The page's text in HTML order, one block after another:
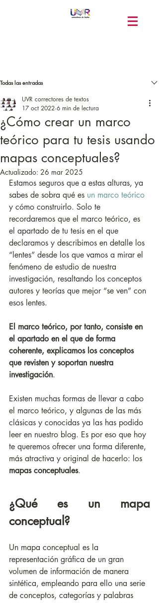
Todas las entradas
¿Cómo crear un marco
teórico para tu tesis usando
mapas conceptuales?
UVR correctores de textos
17 oct 2022 6 min de lectura
Actualizado: 26 mar 2025
Estamos seguros que a estas alturas, ya
sabes de sobra qué es un marco teórico
y cómo construirlo. Solo te
recordaremos que el marco teórico, es
el apartado de tu tesis en el que
declaramos y describimos en detalle los
“lentes” desde los que vamos a mirar el
fenómeno de estudio de nuestra
investigación, resaltando los conceptos
autores y teorías que mejor “se ven” con
esos lentes.
El marco teórico, por tanto, consiste en
el apartado en el que de forma
coherente, explicamos los conceptos
que revisten y soportan nuestra
investigación.
Existen muchas formas de llevar a cabo
el marco teórico, y algunas de las más
clásicas y conocidas ya las has podido
leer en nuestro blog. Es por eso que hoy
te queremos ofrecer una forma diferente,
más atractiva y original de hacerlo: los
mapas conceptuales.
¿Qué es un mapa
conceptual?
Un mapa conceptual es la
representación gráfica de un gran
volumen de información de manera
sintética, empleando para ello una serie
de conceptos, categorías y palabras